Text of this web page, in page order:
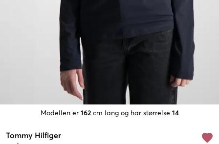
Modellen er 162 cm lang og har størrelse 14
Tommy Hilfiger